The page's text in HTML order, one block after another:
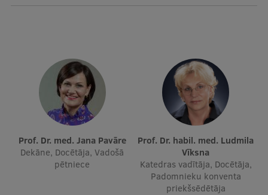
Mūsu cilvēki
Stratēģija
Struktūra
Vēsture un tradīcijas
Identitāte
Prof. Dr. med. Jana Pavāre
Dekāne, Docētāja, Vadošā
pētniece
Prof. Dr. habil. med. Ludmila
Vīksna
Katedras vadītāja, Docētāja,
Padomnieku konventa
priekšsēdētāja